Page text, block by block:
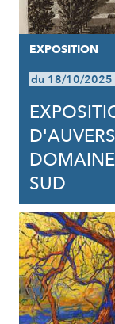
EXPOSITION
du 18/10/
SUD